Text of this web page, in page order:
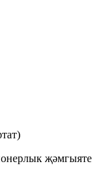
җәмгыяте